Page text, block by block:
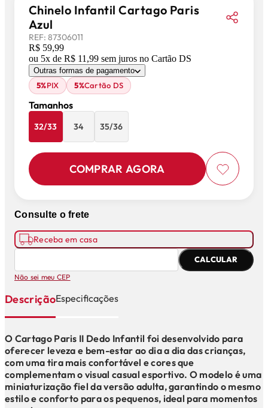
Chinelo Infantil Cartago Paris
Azul
REF: 87306011
R$ 59,99
ou 5x de R$ 11,99 sem juros no Cartão DS
Outras formas de pagamento
5%PIX 5%Cartão DS
Tamanhos
32/33 34 35/36
COMPRAR AGORA
Consulte o frete
Receba em casa
CALCULAR
Não sei meu CEP
DescriçãoEspecificações
O Cartago Paris II Dedo Infantil foi desenvolvido para
oferecer leveza e bem-estar ao dia a dia das crianças,
com uma tira mais confortável e cores que
complementam o visual casual esportivo. O modelo é uma
miniaturização fiel da versão adulta, garantindo o mesmo
estilo e conforto para os pequenos, ideal para momentos